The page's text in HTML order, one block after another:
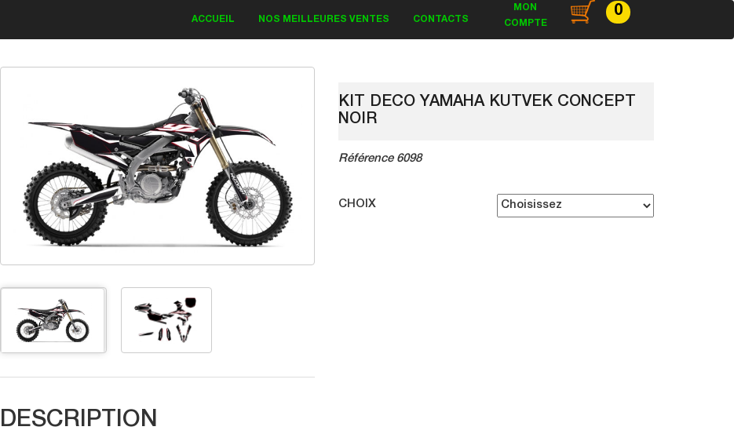
ACCUEIL NOS MEILLEURES VENTES CONTACTS
MON
COMPTE
0
KIT DECO KAWASAKI
Bud Monster 2018
119.00 € 83.30 €
KIT DECO YAMAHA KUTVEK CONCEPT
NOIR
Référence 6098
CHOIX
DESCRIPTION